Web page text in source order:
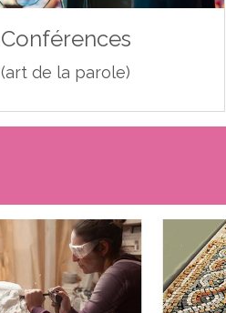
Conférences
(art de la parole)